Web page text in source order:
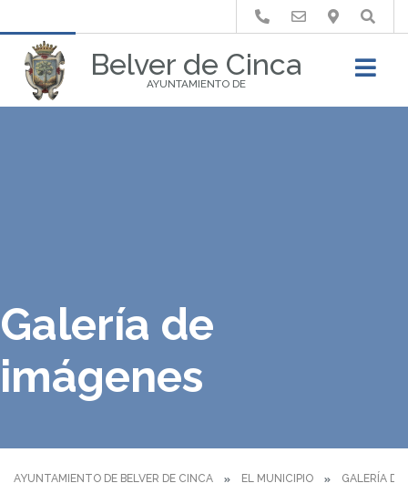
Belver de Cinca
AYUNTAMIENTO DE
Buscar
Galería de
imágenes
AYUNTAMIENTO DE BELVER DE CINCA EL MUNICIPIO GALERÍA DE